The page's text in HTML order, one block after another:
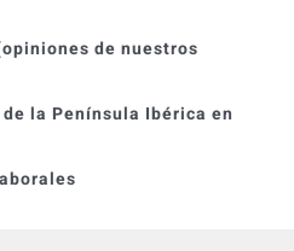
de nuestros
la Península Ibérica en